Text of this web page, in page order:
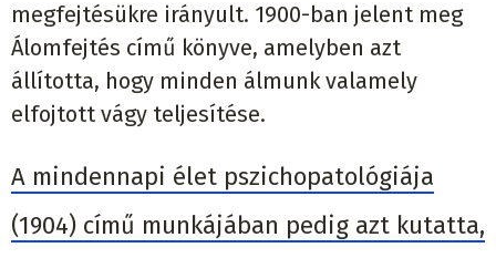
megfejtésükre irányult. 1900-ban jelent meg
Álomfejtés című könyve, amelyben azt
állította, hogy minden álmunk valamely
elfojtott vágy teljesítése.
A mindennapi élet pszichopatológiája
(1904) című munkájában pedig azt kutatta,